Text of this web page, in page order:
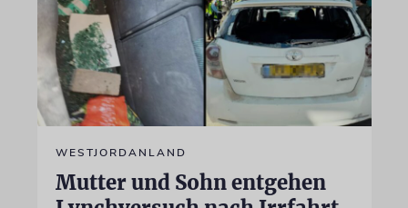
WESTJORDANLAND
Mutter und Sohn entgehen